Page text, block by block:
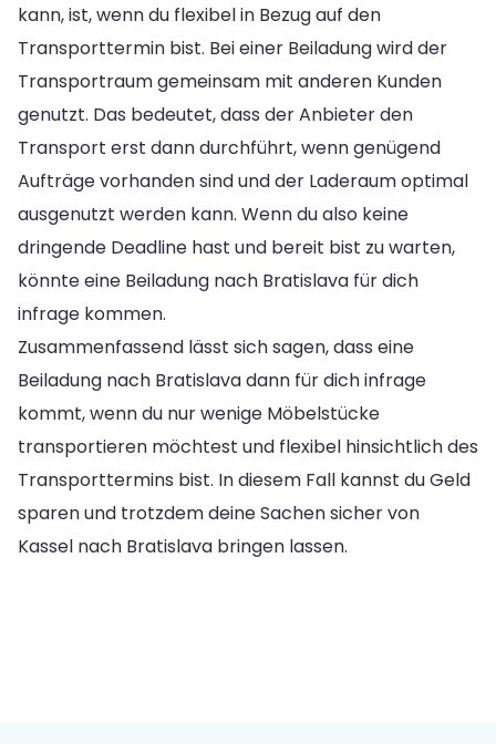
kann, ist, wenn du flexibel in Bezug auf den
Transporttermin bist. Bei einer Beiladung wird der
Transportraum gemeinsam mit anderen Kunden
genutzt. Das bedeutet, dass der Anbieter den
Transport erst dann durchführt, wenn genügend
Aufträge vorhanden sind und der Laderaum optimal
ausgenutzt werden kann. Wenn du also keine
dringende Deadline hast und bereit bist zu warten,
könnte eine Beiladung nach Bratislava für dich
infrage kommen.
Zusammenfassend lässt sich sagen, dass eine
Beiladung nach Bratislava dann für dich infrage
kommt, wenn du nur wenige Möbelstücke
transportieren möchtest und flexibel hinsichtlich des
Transporttermins bist. In diesem Fall kannst du Geld
sparen und trotzdem deine Sachen sicher von
Kassel nach Bratislava bringen lassen.